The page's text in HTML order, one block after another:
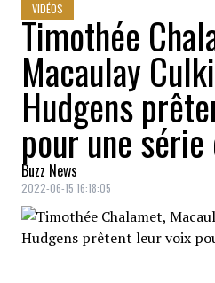
VIDÉOS
Timothée
Macaulay
Hudgens
pour une série
Buzz News
2022-06-15 16:18:05